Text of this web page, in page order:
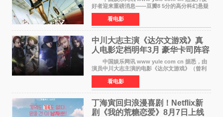
好者迎来重磅消息——豆瓣8 5分的高分科幻悬疑
电影《恐怖游轮》正式宣布定档7月17日在内地上
映。这部由英国导演克里斯托弗·史密斯执导、惊
悚片女王梅
看电影
中川大志主演《达尔文游戏》真
人电影定档明年3月 豪华卡司阵容
公开
中国娱乐网讯 www yule com cn 据悉，由
演员中川大志主演的电影《达尔文游戏》（曾利
文彦执导）将于明年3月12日上映，该消息于7月9
日公布。 本片为累计发行量突破1000万册的
同名漫画的真
看电影
丁海寅回归浪漫喜剧！Netflix新
剧《我的荒糖恋爱》8月7日上线